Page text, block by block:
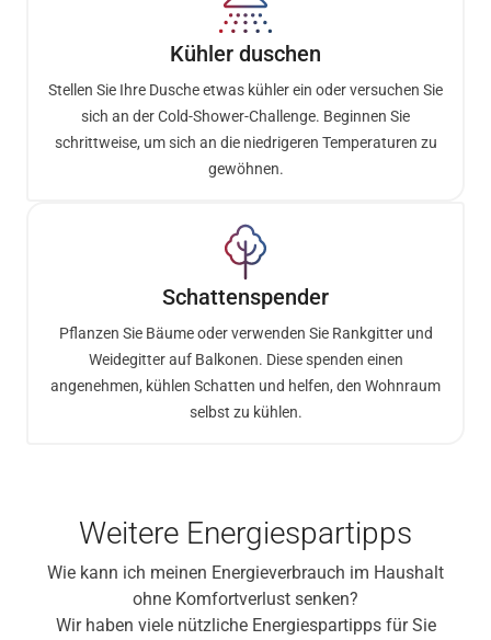
Kühler duschen
Stellen Sie Ihre Dusche etwas kühler ein oder versuchen Sie
sich an der Cold-Shower-Challenge. Beginnen Sie
schrittweise, um sich an die niedrigeren Temperaturen zu
gewöhnen.
Schattenspender
Pflanzen Sie Bäume oder verwenden Sie Rankgitter und
Weidegitter auf Balkonen. Diese spenden einen
angenehmen, kühlen Schatten und helfen, den Wohnraum
selbst zu kühlen.
Weitere Energiespartipps
Wie kann ich meinen Energieverbrauch im Haushalt
ohne Komfortverlust senken?
Wir haben viele nützliche Energiespartipps für Sie